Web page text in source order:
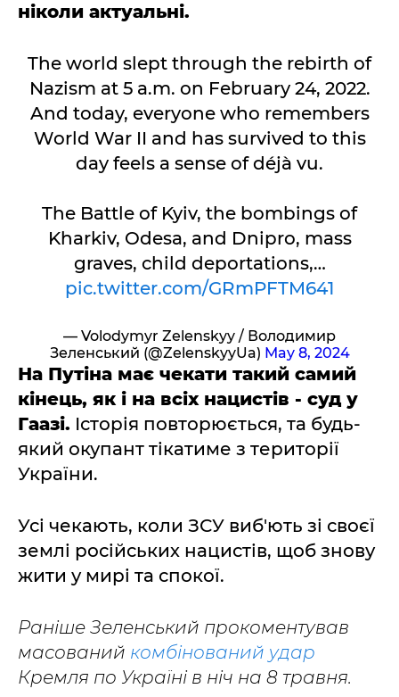
ніколи актуальні.
The world slept through the rebirth of
Nazism at 5 a.m. on February 24, 2022.
And today, everyone who remembers
World War II and has survived to this
day feels a sense of déjà vu.
The Battle of Kyiv, the bombings of
Kharkiv, Odesa, and Dnipro, mass
graves, child deportations,…
pic.twitter.com/GRmPFTM641
— Volodymyr Zelenskyy / Володимир
Зеленський (@ZelenskyyUa) May 8, 2024
На Путіна має чекати такий самий
кінець, як і на всіх нацистів - суд у
Гаазі. Історія повторюється, та будь-
який окупант тікатиме з території
України.
Усі чекають, коли ЗСУ виб'ють зі своєї
землі російських нацистів, щоб знову
жити у мирі та спокої.
Раніше Зеленський прокоментував
масований комбінований удар
Кремля по Україні в ніч на 8 травня.